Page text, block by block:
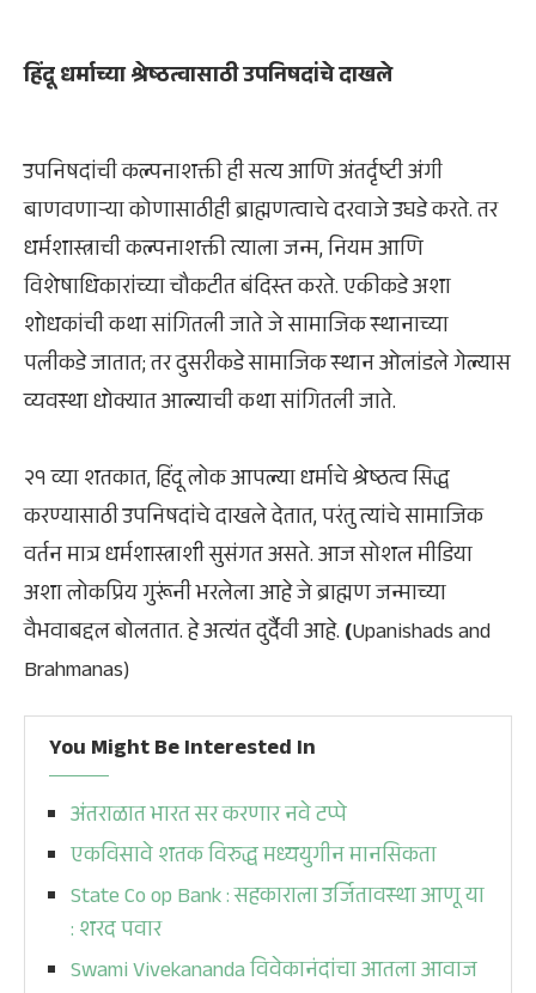
हिंदू धर्माच्या श्रेष्ठत्वासाठी उपनिषदांचे दाखले
उपनिषदांची कल्पनाशक्ती ही सत्य आणि अंतर्दृष्टी अंगी
बाणवणाऱ्या कोणासाठीही ब्राह्मणत्वाचे दरवाजे उघडे करते. तर
धर्मशास्त्राची कल्पनाशक्ती त्याला जन्म, नियम आणि
विशेषाधिकारांच्या चौकटीत बंदिस्त करते. एकीकडे अशा
शोधकांची कथा सांगितली जाते जे सामाजिक स्थानाच्या
पलीकडे जातात; तर दुसरीकडे सामाजिक स्थान ओलांडले गेल्यास
व्यवस्था धोक्यात आल्याची कथा सांगितली जाते.
२१ व्या शतकात, हिंदू लोक आपल्या धर्माचे श्रेष्ठत्व सिद्ध
करण्यासाठी उपनिषदांचे दाखले देतात, परंतु त्यांचे सामाजिक
वर्तन मात्र धर्मशास्त्राशी सुसंगत असते. आज सोशल मीडिया
अशा लोकप्रिय गुरूंनी भरलेला आहे जे ब्राह्मण जन्माच्या
वैभवाबद्दल बोलतात. हे अत्यंत दुर्दैवी आहे. (Upanishads and
Brahmanas)
You Might Be Interested In
अंतराळात भारत सर करणार नवे टप्पे
एकविसावे शतक विरुद्ध मध्ययुगीन मानसिकता
State Co op Bank : सहकाराला उर्जितावस्था आणू या
: शरद पवार
Swami Vivekananda विवेकानंदांचा आतला आवाज